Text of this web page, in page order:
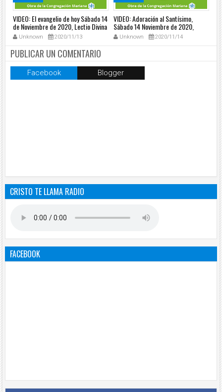
VIDEO: El evangelio de hoy Sábado 14
de Noviembre de 2020, Lectio Divina
📖 - Tele VID
Unknown 2020/11/13
VIDEO: Adoración al Santísimo,
Sábado 14 Noviembre de 2020,
Padre Osvaldo Ochoa - Tele VID
Unknown 2020/11/14
PUBLICAR UN COMENTARIO
Facebook Blogger
CRISTO TE LLAMA RADIO
FACEBOOK